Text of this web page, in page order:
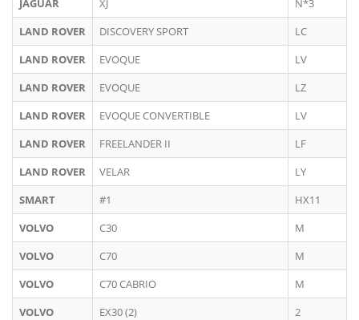
JAGUAR
XJ
N*3
LAND ROVER
DISCOVERY SPORT
LC
LAND ROVER
EVOQUE
LV
LAND ROVER
EVOQUE
LZ
LAND ROVER
EVOQUE CONVERTIBLE
LV
LAND ROVER
FREELANDER II
LF
LAND ROVER
VELAR
LY
SMART
#1
HX11
VOLVO
C30
M
VOLVO
C70
M
VOLVO
C70 CABRIO
M
VOLVO
EX30 (2)
2